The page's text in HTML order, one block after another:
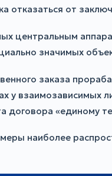
отказаться от
центральным
значимых
заказа
у взаимозависимых
договора «единому
наиболее